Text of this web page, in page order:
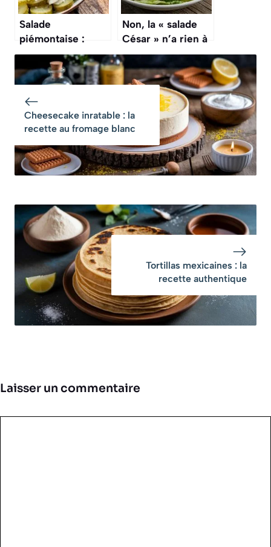
Salade
piémontaise :
recette facile et
savoureuse
Non, la « salade
César » n’a rien à
voir avec Jules
César, son
inventeur était un
restaurateur
italien
Cheesecake inratable : la
recette au fromage blanc
Tortillas mexicaines : la
recette authentique
Laisser un commentaire